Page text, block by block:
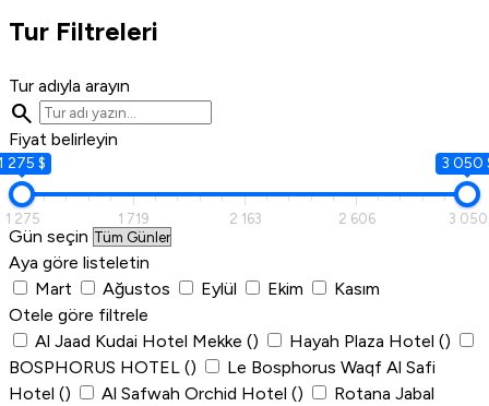
Tur Filtreleri
Tur adıyla arayın
search
Fiyat belirleyin
275 $ 3 050
1 275 1 719 2 163 2 606 3 050
Gün seçin
Aya göre listeletin
Mart
Ağustos Eylül Ekim
Kasım
Otele göre filtrele
Al Jaad Kudai Hotel Mekke () Hayah Plaza Hotel ()
BOSPHORUS HOTEL ()
Le Bosphorus Waqf Al Safi
Hotel () Al Safwah Orchid Hotel ()
Rotana Jabal